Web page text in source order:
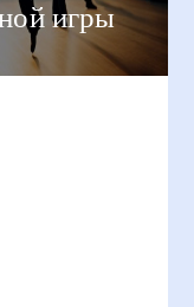
игры